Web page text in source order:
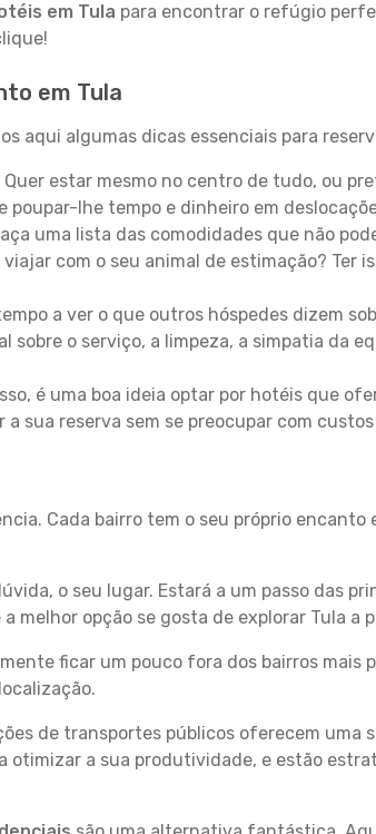
em Tula para encontrar o refúgio
em Tula
aqui algumas dicas essenciais para
estar mesmo no centro de tudo, ou
lhe tempo e dinheiro em
uma lista das comodidades que não
com o seu animal de estimação? Ter
a ver o que outros hóspedes dizem
o serviço, a limpeza, a simpatia da
é uma boa ideia optar por hotéis que
sua reserva sem se preocupar com
Cada bairro tem o seu próprio encanto
o seu lugar. Estará a um passo das
melhor opção se gosta de explorar Tula a
ficar um pouco fora dos bairros mais
de transportes públicos oferecem uma
otimizar a sua produtividade, e estão